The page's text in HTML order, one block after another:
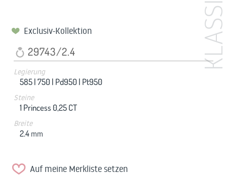
Exclusiv-Kollektion
29743/2.4
Legierung
585 |750 | Pd950 | Pt950
Steine
1 Princess 0,25 CT
Breite
2.4 mm
Auf meine Merkliste setzen